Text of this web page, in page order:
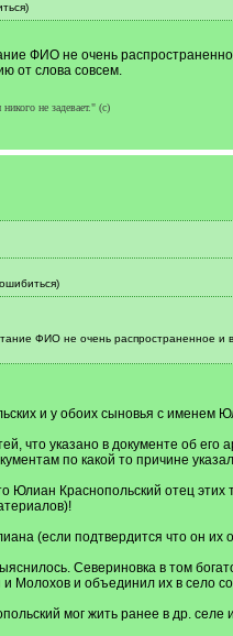
ФИО не очень
от слова совсем.
не задевает." (с)
ФИО не очень распространенное и
и у обоих сыновья с именем
что указано в документе об
по какой то причине
Юлиан Краснопольский отец
(если подтвердится что он их
Севериновка в том
Молохов и объединил их в село
мог жить ранее в др.